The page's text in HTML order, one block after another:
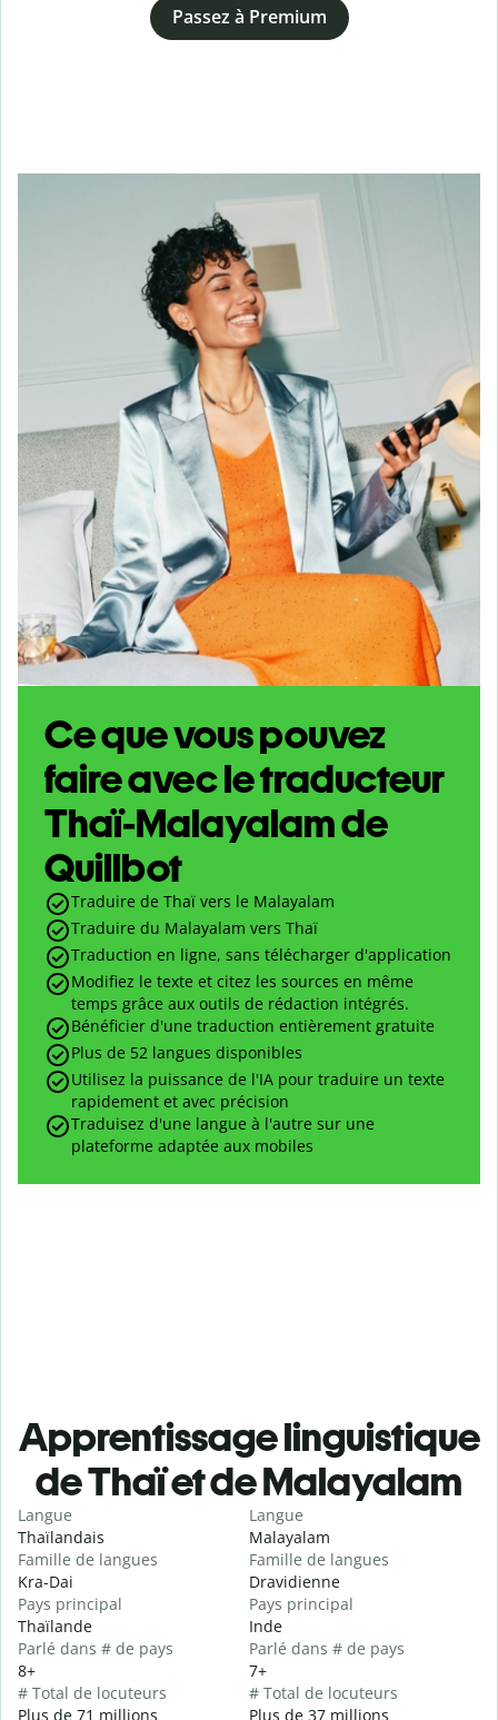
Passez à Premium
Ce que vous pouvez
faire avec le traducteur
Thaï-Malayalam de
Quillbot
Traduire de Thaï vers le Malayalam
Traduire du Malayalam vers Thaï
Traduction en ligne, sans télécharger d'application
Modifiez le texte et citez les sources en même
temps grâce aux outils de rédaction intégrés.
Bénéficier d'une traduction entièrement gratuite
Plus de 52 langues disponibles
Utilisez la puissance de l'IA pour traduire un texte
rapidement et avec précision
Traduisez d'une langue à l'autre sur une
plateforme adaptée aux mobiles
Apprentissage linguistique
de Thaï et de Malayalam
Langue
Thaïlandais
Famille de langues
Kra-Dai
Pays principal
Thaïlande
Parlé dans # de pays
8+
# Total de locuteurs
Plus de 71 millions
Langue
Malayalam
Famille de langues
Dravidienne
Pays principal
Inde
Parlé dans # de pays
7+
# Total de locuteurs
Plus de 37 millions